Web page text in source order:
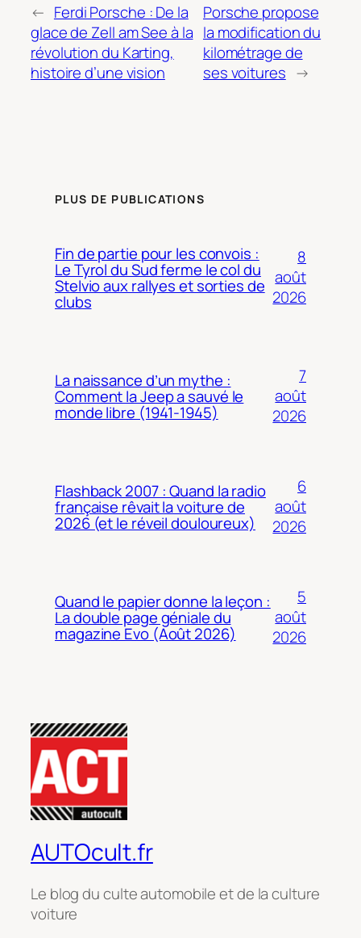
← Ferdi Porsche : De la
glace de Zell am See à la
révolution du Karting,
histoire d’une vision
Porsche propose
la modification du
kilométrage de
ses voitures →
PLUS DE PUBLICATIONS
Fin de partie pour les convois :
Le Tyrol du Sud ferme le col du
Stelvio aux rallyes et sorties de
clubs
8
août
2026
La naissance d’un mythe :
Comment la Jeep a sauvé le
monde libre (1941-1945)
7
août
2026
Flashback 2007 : Quand la radio
française rêvait la voiture de
2026 (et le réveil douloureux)
6
août
2026
Quand le papier donne la leçon :
La double page géniale du
magazine Evo (Août 2026)
5
août
2026
AUTOcult.fr
Le blog du culte automobile et de la culture
voiture